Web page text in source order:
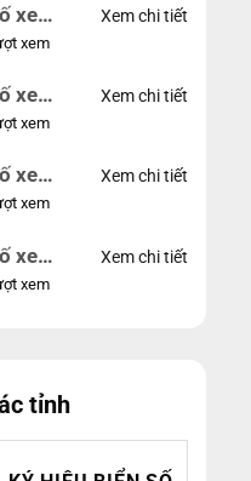
xe
xem
Xem chi tiết
xe
xem
Xem chi tiết
xe
xem
Xem chi tiết
xe
xem
Xem chi tiết
tỉnh